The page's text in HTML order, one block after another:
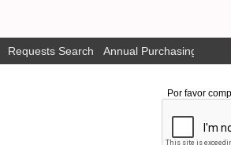
Requests Search Annual Purchasing Plan
Por favor